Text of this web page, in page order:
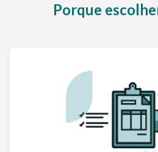
Porque